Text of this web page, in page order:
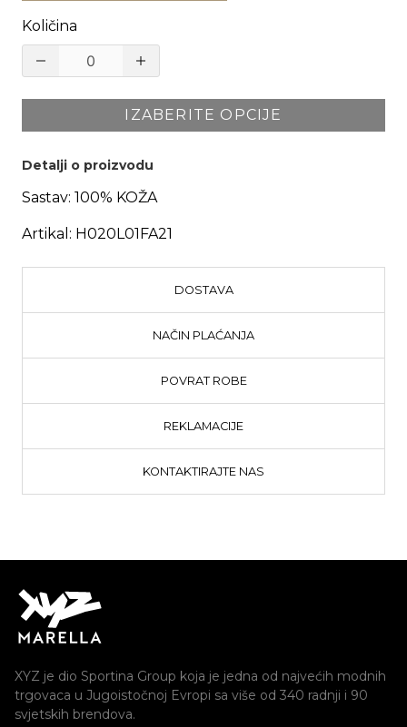
Količina
IZABERITE OPCIJE
Detalji o proizvodu
Sastav: 100% KOŽA
Artikal: H020L01FA21
DOSTAVA
NAČIN PLAĆANJA
POVRAT ROBE
REKLAMACIJE
KONTAKTIRAJTE NAS
XYZ je dio Sportina Group koja je jedna od najvećih modnih
trgovaca u Jugoistočnoj Evropi sa više od 340 radnji i 90
svjetskih brendova.